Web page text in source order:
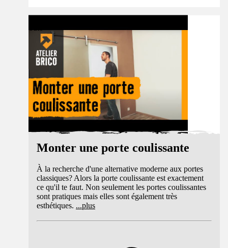
Monter une porte coulissante
À la recherche d'une alternative moderne aux portes
classiques? Alors la porte coulissante est exactement
ce qu'il te faut. Non seulement les portes coulissantes
sont pratiques mais elles sont également très
esthétiques. ...plus